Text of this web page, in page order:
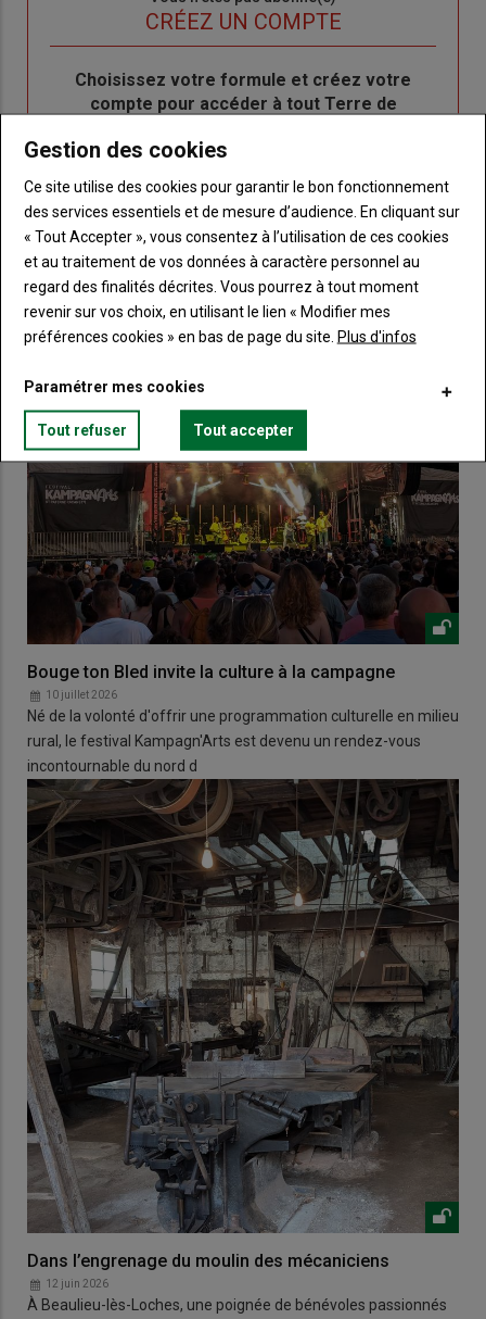
CRÉEZ UN COMPTE
BodyChoisissez votre formule et créez votre
compte pour accéder à tout Terre de
Créez un compte
VOUS AIMEREZ AUSSI
Bouge ton Bled invite la culture à la campagne
10 juillet 2026
Né de la volonté d'offrir une programmation culturelle en milieu
rural, le festival Kampagn'Arts est devenu un rendez-vous
incontournable du nord d
Dans l’engrenage du moulin des mécaniciens
12 juin 2026
À Beaulieu-lès-Loches, une poignée de bénévoles passionnés
Gestion des cookies
Ce site utilise des cookies pour garantir le bon fonctionnement
des services essentiels et de mesure d’audience. En cliquant sur
« Tout Accepter », vous consentez à l’utilisation de ces cookies
et au traitement de vos données à caractère personnel au
regard des finalités décrites. Vous pourrez à tout moment
revenir sur vos choix, en utilisant le lien « Modifier mes
préférences cookies » en bas de page du site. Plus d'infos
Paramétrer mes cookies
Tout refuser Tout accepter